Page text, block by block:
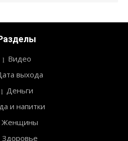
Видео
выхода
Деньги
и напитки
Женщины
Здоровье